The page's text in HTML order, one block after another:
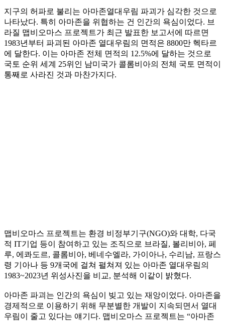
지구의 허파로 불리는 아마존열대우림 파괴가 심각한 것으로
나타났다. 특히 아마존을 위협하는 건 인간의 욕심이었다. 브
라질 맵비오마스 프로젝트가 최근 발표한 보고서에 따르면
1983년부터 파괴된 아마존 열대우림의 면적은 8800만 헥타르
에 달한다. 이는 아마존 전체 면적의 12.5%에 달하는 것으로
국토 순위 세계 25위인 남미국가 콜롬비아의 전체 국토 면적이
통째로 사라진 것과 마찬가지다.
맵비오마스 프로젝트는 환경 비정부기구(NGO)와 대학, 다국
적 IT기업 등이 참여하고 있는 조직으로 브라질, 볼리비아, 페
루, 에콰도르, 콜롬비아, 베네수엘라, 가이아나, 수리남, 프랑스
령 기아나 등 9개국에 걸쳐 펼쳐져 있는 아마존 열대우림의
1983~2023년 위성사진을 비교, 분석해 이같이 밝혔다.
아마존 파괴는 인간의 욕심이 빚고 있는 재앙이었다. 아마존을
경제적으로 이용하기 위해 무분별한 개발이 지속되면서 열대
우림이 줄고 있다는 얘기다. 맵비오마스 프로젝트는 “아마존